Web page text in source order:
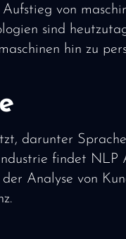
von
sind
hin zu
darunter
findet NLP
Analyse von